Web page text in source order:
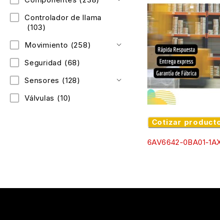
Controlador de llama
(103)
Movimiento (258)
Seguridad (68)
Sensores (128)
Válvulas (10)
Cotizar
6AV6642-0BA01-